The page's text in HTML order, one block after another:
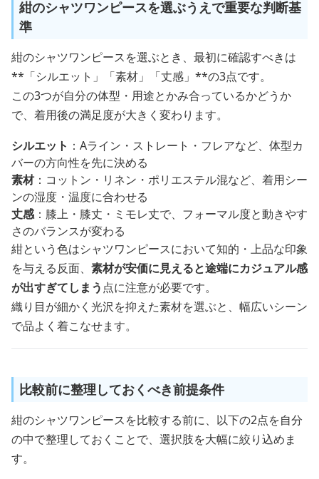
紺のシャツワンピースを選ぶうえで重要な判断基
準
紺のシャツワンピースを選ぶとき、最初に確認すべきは
**「シルエット」「素材」「丈感」**の3点です。
この3つが自分の体型・用途とかみ合っているかどうか
で、着用後の満足度が大きく変わります。
シルエット ：Aライン・ストレート・フレアなど、体型カ
バーの方向性を先に決める
素材：コットン・リネン・ポリエステル混など、着用シー
ンの湿度・温度に合わせる
丈感：膝上・膝丈・ミモレ丈で、フォーマル度と動きやす
さのバランスが変わる
紺という色はシャツワンピースにおいて知的・上品な印象
を与える反面、 素材が安価に見えると途端にカジュアル感
が出すぎてしまう点に注意が必要です。
織り目が細かく光沢を抑えた素材を選ぶと、幅広いシーン
で品よく着こなせます。
比較前に整理しておくべき前提条件
紺のシャツワンピースを比較する前に、以下の2点を自分
の中で整理しておくことで、選択肢を大幅に絞り込めま
す。